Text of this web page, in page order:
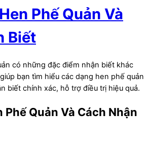
Phế Quản Và
Biết
có những đặc điểm nhận biết khác
bạn tìm hiểu các dạng hen phế quản
biết chính xác, hỗ trợ điều trị hiệu quả.
Phế Quản Và Cách Nhận